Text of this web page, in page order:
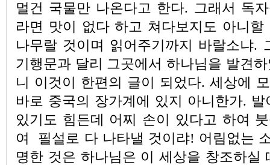
멀건 국물만 나온다고 한다. 그래서 독
라면 맛이 없다 하고 쳐다보지도 아니
나무랄 것이며 읽어주기까지 바랄소냐.
기행문과 달리 그곳에서 하나님을 발견
니 이것이 한편의 글이 되었다. 세상에
바로 중국의 장가계에 있지 아니한가.
있기도 힘든데 어찌 손이 있다고 하여
여 필설로 다 나타낼 것이랴! 어림없는
명한 것은 하나님은 이 세상을 창조하실